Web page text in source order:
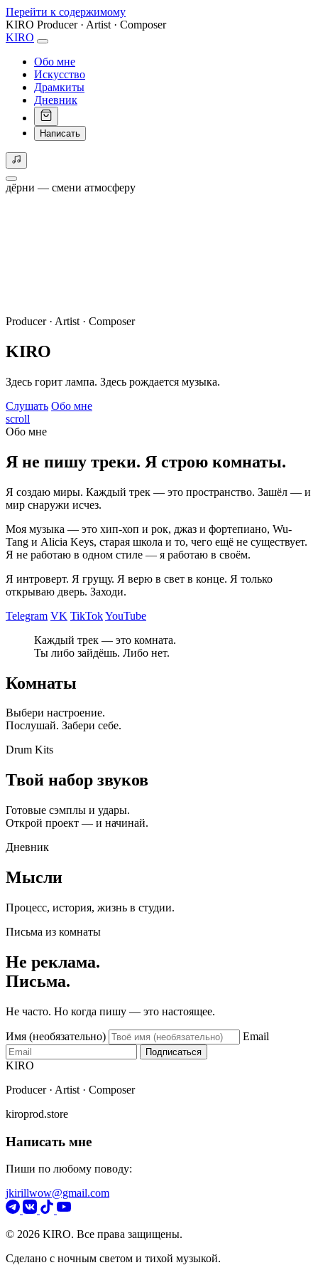
Перейти к содержимому
KIRO Producer · Artist · Composer
KIRO
Обо мне
Искусство
Драмкиты
Дневник
Написать
дёрни — смени атмосферу
Producer · Artist · Composer
KIRO
Здесь горит лампа. Здесь рождается музыка.
Слушать Обо мне
scroll
Обо мне
Я не пишу треки. Я строю комнаты.
Я создаю миры. Каждый трек — это пространство. Зашёл — и
мир снаружи исчез.
Моя музыка — это хип-хоп и рок, джаз и фортепиано, Wu-
Tang и Alicia Keys, старая школа и то, чего ещё не существует.
Я не работаю в одном стиле — я работаю в своём.
Я интроверт. Я грущу. Я верю в свет в конце. Я только
открываю дверь. Заходи.
Telegram VK TikTokYouTube
Каждый трек — это комната.
Ты либо зайдёшь. Либо нет.
Комнаты
Выбери настроение.
Послушай. Забери себе.
Drum Kits
Твой набор звуков
Готовые сэмплы и удары.
Открой проект — и начинай.
Дневник
Мысли
Процесс, история, жизнь в студии.
Письма из комнаты
Не реклама.
Письма.
Не часто. Но когда пишу — это настоящее.
Имя (необязательно) Email
Подписаться
KIRO
Producer · Artist · Composer
kiroprod.store
Написать мне
Пиши по любому поводу:
jkirillwow@gmail.com
© 2026 KIRO. Все права защищены.
Сделано с ночным светом и тихой музыкой.